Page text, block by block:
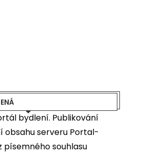
bydlení. Publikování
obsahu serveru Portal-
písemného souhlasu